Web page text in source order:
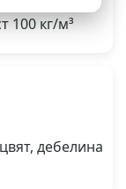
100 кг/м³
дебелина